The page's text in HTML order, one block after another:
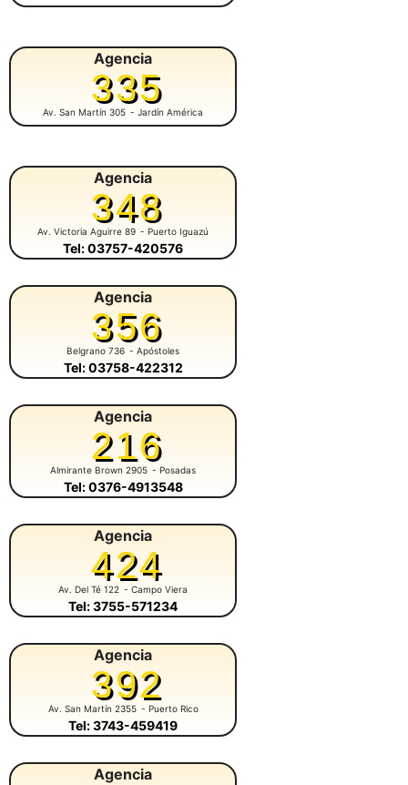
Agencia
335
Av. San Martín 305 - Jardín América
Agencia
348
Av. Victoria Aguirre 89 - Puerto Iguazú
Tel: 03757-420576
Agencia
356
Belgrano 736 - Apóstoles
Tel: 03758-422312
Agencia
216
Almirante Brown 2905 - Posadas
Tel: 0376-4913548
Agencia
424
Av. Del Té 122 - Campo Viera
Tel: 3755-571234
Agencia
392
Av. San Martín 2355 - Puerto Rico
Tel: 3743-459419
Agencia